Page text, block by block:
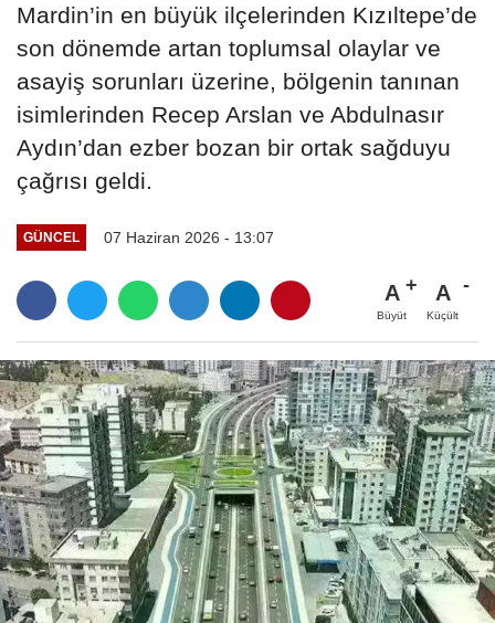
Mardin’in en büyük ilçelerinden Kızıltepe’de
son dönemde artan toplumsal olaylar ve
asayiş sorunları üzerine, bölgenin tanınan
isimlerinden Recep Arslan ve Abdulnasır
Aydın’dan ezber bozan bir ortak sağduyu
çağrısı geldi.
GÜNCEL 07 Haziran 2026 - 13:07
A
Büyüt
A
Küçült